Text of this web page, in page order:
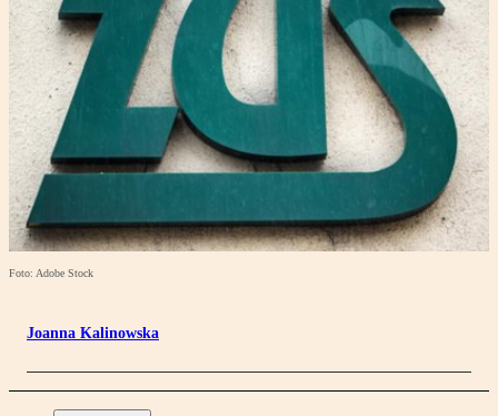
Foto: Adobe Stock
Joanna Kalinowska